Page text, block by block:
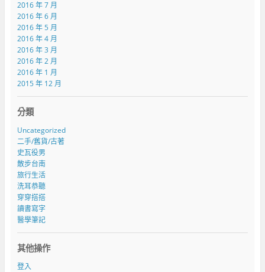
2016 年 7 月
2016 年 6 月
2016 年 5 月
2016 年 4 月
2016 年 3 月
2016 年 2 月
2016 年 1 月
2015 年 12 月
分類
Uncategorized
二手/舊貨/古著
史瓦役男
散步台南
旅行生活
洗耳恭聽
穿穿搭搭
讀書寫字
醫學筆記
其他操作
登入